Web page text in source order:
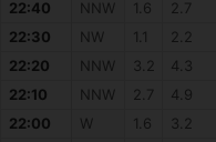
22:40
NNW 1.6 2.7
22:30
NW 1.1 2.2
22:20
NNW 3.2 4.3
22:10
NNW 2.7 4.9
22:00
W 1.6 3.2